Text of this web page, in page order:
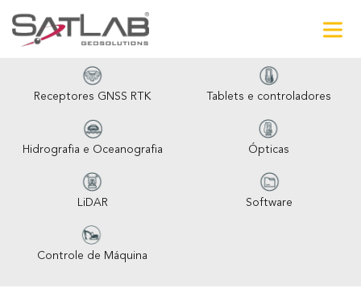
Receptores GNSS RTK Tablets e controladores
Hidrografia e Oceanografia Ópticas
LiDAR Software
Controle de Máquina